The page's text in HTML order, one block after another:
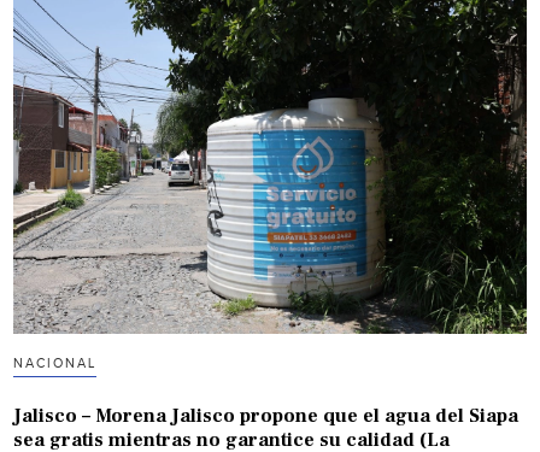
NACIONAL
Jalisco – Morena Jalisco propone que el agua del Siapa
sea gratis mientras no garantice su calidad (La